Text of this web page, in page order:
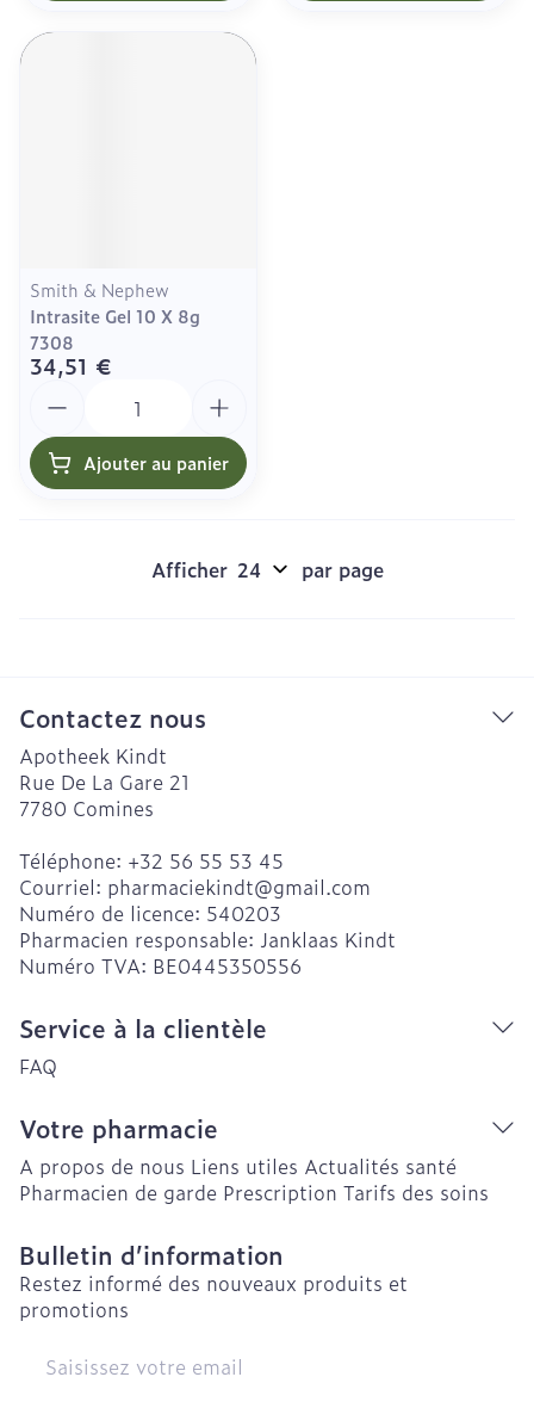
Smith & Nephew
Intrasite Gel 10 X 8g
7308
34,51 €
Ajouter au panier
Afficher par page
Contactez nous
Apotheek Kindt
Rue De La Gare 21
7780 Comines
Téléphone: +32 56 55 53 45
Courriel: pharmaciekindt@gmail.com
Numéro de licence: 540203
Pharmacien responsable: Janklaas Kindt
Numéro TVA: BE0445350556
Service à la clientèle
FAQ
Votre pharmacie
A propos de nous Liens utiles Actualités santé
Pharmacien de garde Prescription Tarifs des soins
Bulletin d’information
Restez informé des nouveaux produits et
promotions
Adresse mail